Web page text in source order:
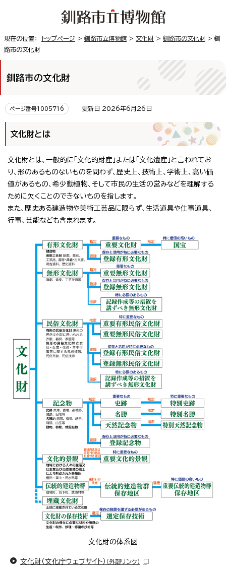
現在の位置： トップページ > 釧路市立博物館 > 文化財 > 釧路市の文化財 > 釧
路市の文化財
釧路市の文化財
ページ番号1005716 更新日 2026年6月26日
文化財とは
文化財とは、一般的に「文化的財産」または「文化遺産」と言われてお
り、形のあるものないものを問わず、歴史上、技術上、学術上、高い価
値があるもの、希少動植物、そして市民の生活の営みなどを理解する
ために欠くことのできないものを指します。
また、歴史ある建造物や美術工芸品に限らず、生活道具や仕事道具、
行事、芸能なども含まれます。
文化財の体系図
文化財（文化庁ウェブサイト） （外部リンク）